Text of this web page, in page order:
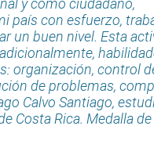
país con esfuerzo,
un buen nivel. Esta
organización, control
de problemas,
Calvo Santiago,
Costa Rica. Medalla